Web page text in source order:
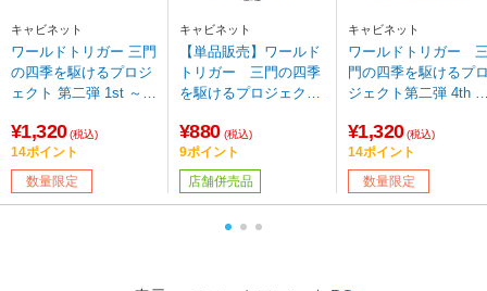
キャビネット
ワールドトリガー 三門
の四季を駆けるプロジ
ェクト 第二弾 1st ～食
ンド 太刀川慶 デフ
ォルメver. 【sof001】
¥1,320 (税込)
14ポイント
数量限定
キャビネット
【単品販売】ワールド
トリガー 三門の四季
を駆けるプロジェクト
詣～ トレーディング
アクリルキーホルダー
（全5種）デフォルメv
er. 【sof001】
¥880 (税込)
9ポイント
店舗併売品
キャビネット
ワールドトリガー
門の四季を駆けるプ
ジェクト第二弾 4th
リルスタンド 嵐山
准 デフォルメver.
【sof001】
¥1,320 (税込)
14ポイント
数量限定